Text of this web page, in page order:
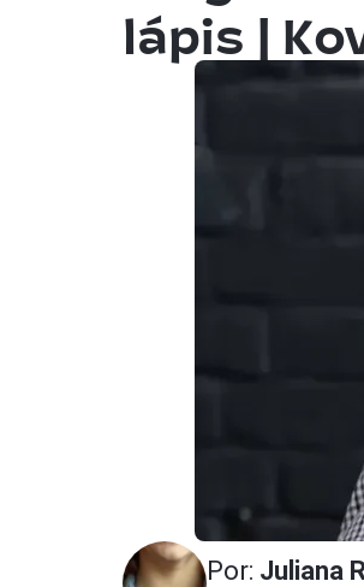
lápis |
Por: Juliana